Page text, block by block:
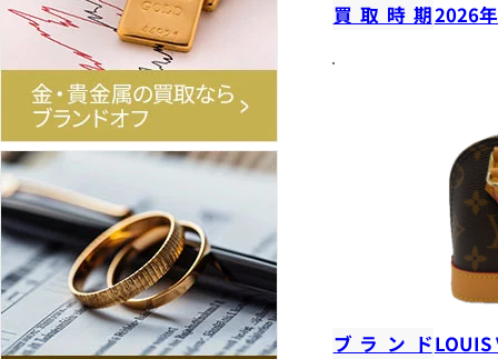
買取時期2026
ブランドLOUIS